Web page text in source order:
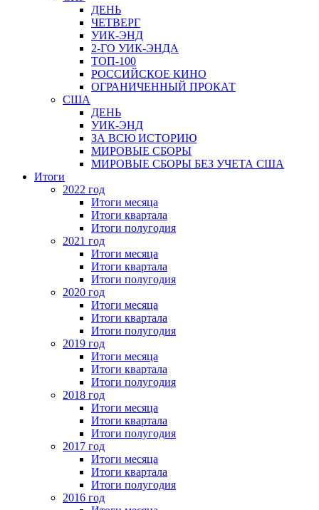
ДЕНЬ
ЧЕТВЕРГ
УИК-ЭНД
2-ГО УИК-ЭНДА
ТОП-100
РОССИЙСКОЕ КИНО
ОГРАНИЧЕННЫЙ ПРОКАТ
США
ДЕНЬ
УИК-ЭНД
ЗА ВСЮ ИСТОРИЮ
МИРОВЫЕ СБОРЫ
МИРОВЫЕ СБОРЫ БЕЗ УЧЕТА США
Итоги
2022 год
Итоги месяца
Итоги квартала
Итоги полугодия
2021 год
Итоги месяца
Итоги квартала
Итоги полугодия
2020 год
Итоги месяца
Итоги квартала
Итоги полугодия
2019 год
Итоги месяца
Итоги квартала
Итоги полугодия
2018 год
Итоги месяца
Итоги квартала
Итоги полугодия
2017 год
Итоги месяца
Итоги квартала
Итоги полугодия
2016 год